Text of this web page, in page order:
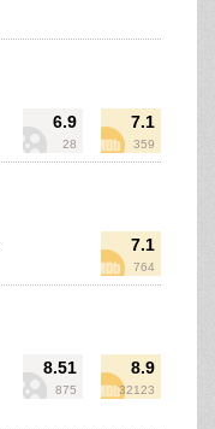
6.9
28
7.1
359
7.1
764
8.51
875
8.9
32123